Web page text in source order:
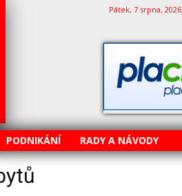
Pátek, 7 srpna, 2026
PODNIKÁNÍ RADY A NÁVODY